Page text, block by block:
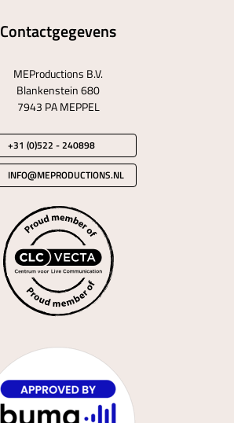
Contactgegevens
MEProductions B.V.
Blankenstein 680
7943 PA MEPPEL
+31 (0)522 - 240898
INFO@MEPRODUCTIONS.NL